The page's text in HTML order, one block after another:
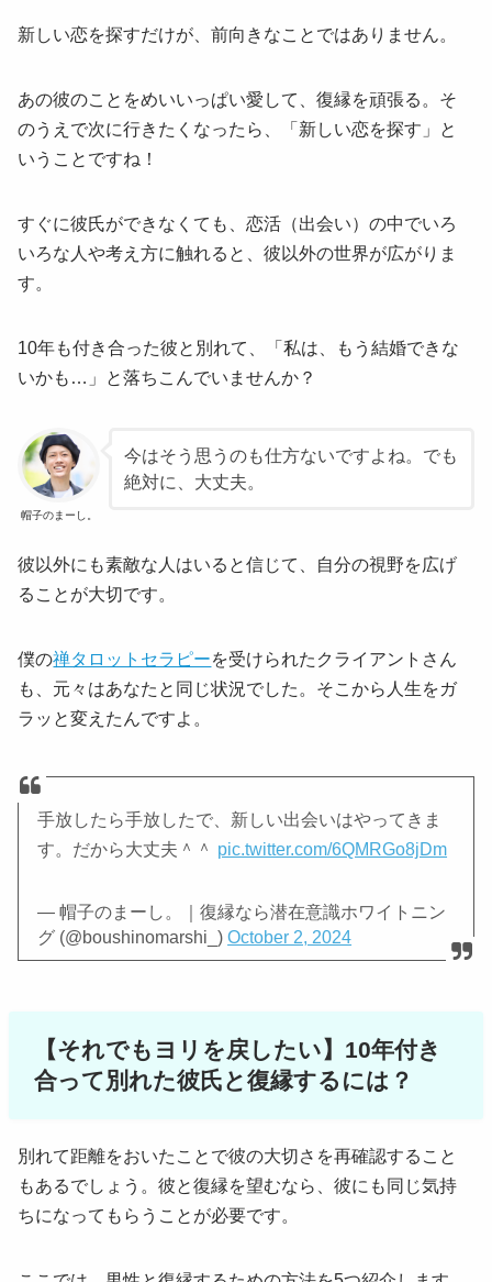
新しい恋を探すだけが、前向きなことではありません。
あの彼のことをめいいっぱい愛して、復縁を頑張る。そ
のうえで次に行きたくなったら、「新しい恋を探す」と
いうことですね！
すぐに彼氏ができなくても、恋活（出会い）の中でいろ
いろな人や考え方に触れると、彼以外の世界が広がりま
す。
10年も付き合った彼と別れて、「私は、もう結婚できな
いかも…」と落ちこんでいませんか？
帽子のまーし。
今はそう思うのも仕方ないですよね。でも
絶対に、大丈夫。
彼以外にも素敵な人はいると信じて、自分の視野を広げ
ることが大切です。
僕の禅タロットセラピーを受けられたクライアントさん
も、元々はあなたと同じ状況でした。そこから人生をガ
ラッと変えたんですよ。
手放したら手放したで、新しい出会いはやってきま
す。だから大丈夫＾＾ pic.twitter.com/6QMRGo8jDm
— 帽子のまーし。｜復縁なら潜在意識ホワイトニン
グ (@boushinomarshi_)October 2, 2024
【それでもヨリを戻したい】10年付き
合って別れた彼氏と復縁するには？
別れて距離をおいたことで彼の大切さを再確認すること
もあるでしょう。彼と復縁を望むなら、彼にも同じ気持
ちになってもらうことが必要です。